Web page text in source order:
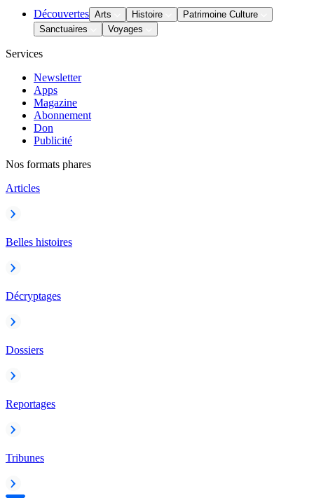
Découvertes Arts Histoire
Patrimoine Culture
Sanctuaires
Voyages
Services
Newsletter
Apps
Magazine
Abonnement
Don
Publicité
Nos formats phares
Articles
Belles histoires
Décryptages
Dossiers
Reportages
Tribunes